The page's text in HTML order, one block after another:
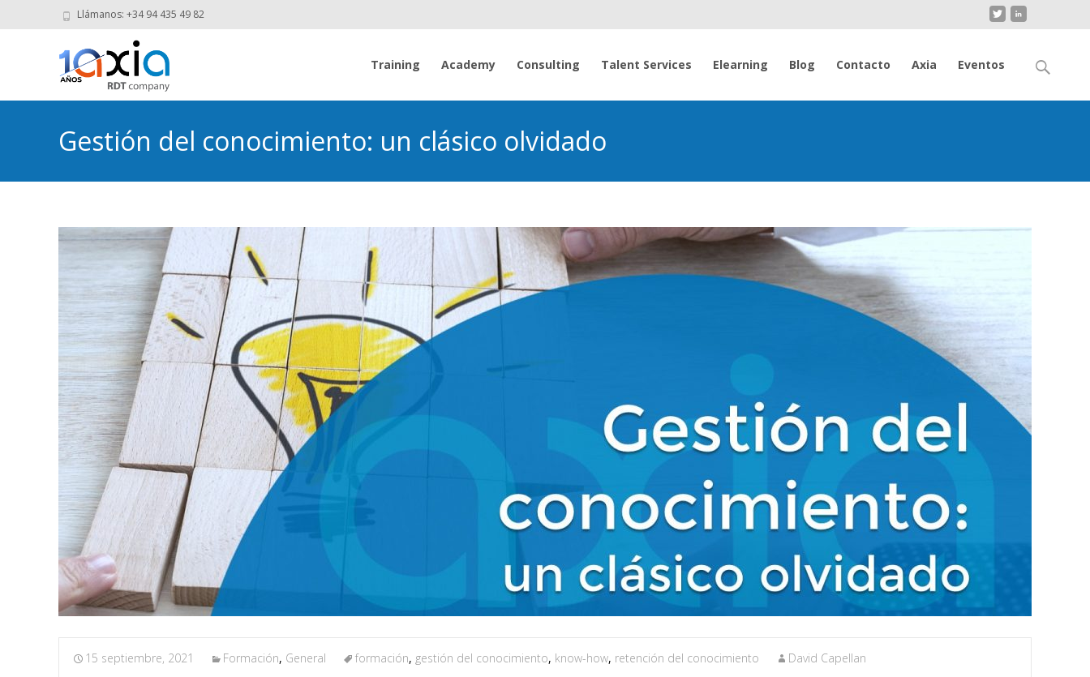
Llámanos: +34 94 435 49 82
Training Academy Consulting Talent Services Elearning Blog Contacto Axia Eventos
Buscar
por:
Gestión del conocimiento: un clásico olvidado
15 septiembre, 2021 Formación, General formación, gestión del conocimiento, know-how, retención del conocimiento David Capellan